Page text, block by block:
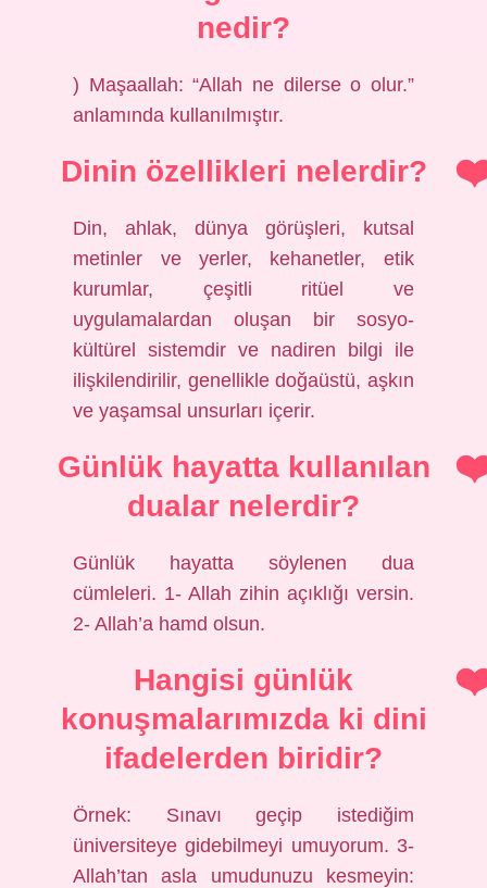
nedir?
) Maşaallah: “Allah ne dilerse o olur.”
anlamında kullanılmıştır.
Dinin özellikleri nelerdir?
Din, ahlak, dünya görüşleri, kutsal
metinler ve yerler, kehanetler, etik
kurumlar, çeşitli ritüel ve
uygulamalardan oluşan bir sosyo-
kültürel sistemdir ve nadiren bilgi ile
ilişkilendirilir, genellikle doğaüstü, aşkın
ve yaşamsal unsurları içerir.
Günlük hayatta kullanılan
dualar nelerdir?
Günlük hayatta söylenen dua
cümleleri. 1- Allah zihin açıklığı versin.
2- Allah’a hamd olsun.
Hangisi günlük
konuşmalarımızda ki dini
ifadelerden biridir?
Örnek: Sınavı geçip istediğim
üniversiteye gidebilmeyi umuyorum. 3-
Allah’tan asla umudunuzu kesmeyin: